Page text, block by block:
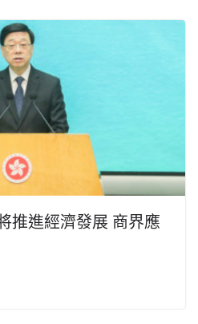
推進經濟發展 商界應